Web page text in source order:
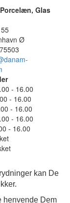
Glas
Ø
- 16.00
- 16.00
- 16.00
- 16.00
- 16.00
kan De
henvende Dem